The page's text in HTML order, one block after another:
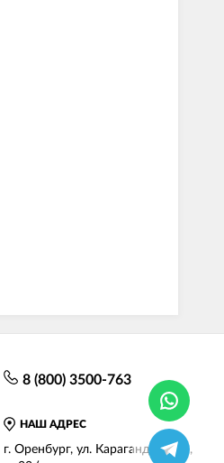
НАШ АДРЕС
г. Оренбург, ул. Карагандинская,
8 (800) 3500-763